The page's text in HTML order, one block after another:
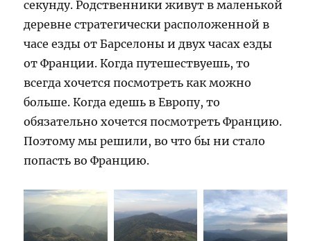
секунду. Родственники живут в маленькой
деревне стратегически расположенной в
часе езды от Барселоны и двух часах езды
от Франции. Когда путешествуешь, то
всегда хочется посмотреть как можно
больше. Когда едешь в Европу, то
обязательно хочется посмотреть Францию.
Поэтому мы решили, во что бы ни стало
попасть во Францию.